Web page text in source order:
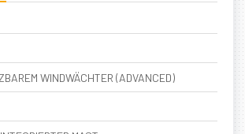
WINDWÄCHTER (ADVANCED)